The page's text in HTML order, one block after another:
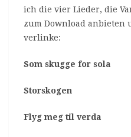
ich die vier Lieder, die
zum Download
verlinke:
Som skugge for sola
Storskogen
Flyg meg til verda